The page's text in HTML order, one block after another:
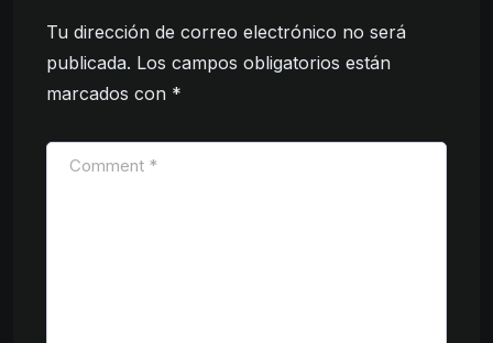
Tu dirección de correo electrónico no será
publicada. Los campos obligatorios están
marcados con *